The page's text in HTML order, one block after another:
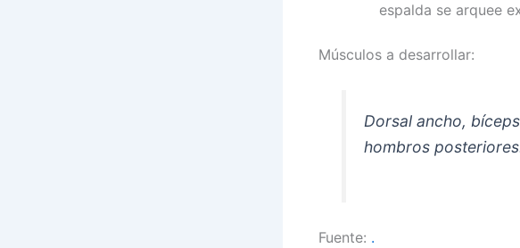
espalda se arquee
Músculos a desarrollar:
Dorsal ancho,
hombros
Fuente: .